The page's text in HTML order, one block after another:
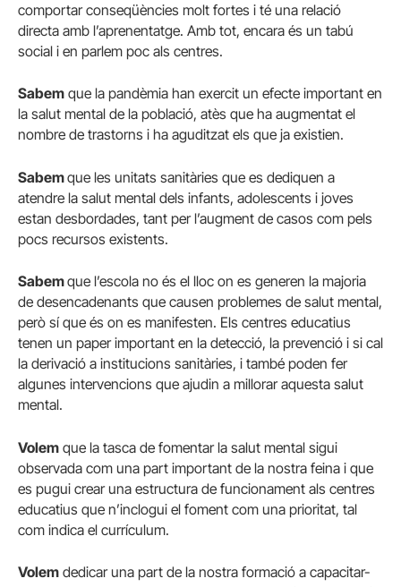
comportar conseqüències molt fortes i té una relació
directa amb l’aprenentatge. Amb tot, encara és un tabú
social i en parlem poc als centres.
Sabem que la pandèmia han exercit un efecte important en
la salut mental de la població, atès que ha augmentat el
nombre de trastorns i ha aguditzat els que ja existien.
Sabemque les unitats sanitàries que es dediquen a
atendre la salut mental dels infants, adolescents i joves
estan desbordades, tant per l’augment de casos com pels
pocs recursos existents.
Sabemque l’escola no és el lloc on es generen la majoria
de desencadenants que causen problemes de salut mental,
però sí que és on es manifesten. Els centres educatius
tenen un paper important en la detecció, la prevenció i si cal
la derivació a institucions sanitàries, i també poden fer
algunes intervencions que ajudin a millorar aquesta salut
mental.
Volem que la tasca de fomentar la salut mental sigui
observada com una part important de la nostra feina i que
es pugui crear una estructura de funcionament als centres
educatius que n’inclogui el foment com una prioritat, tal
com indica el currículum.
Volem dedicar una part de la nostra formació a capacitar-